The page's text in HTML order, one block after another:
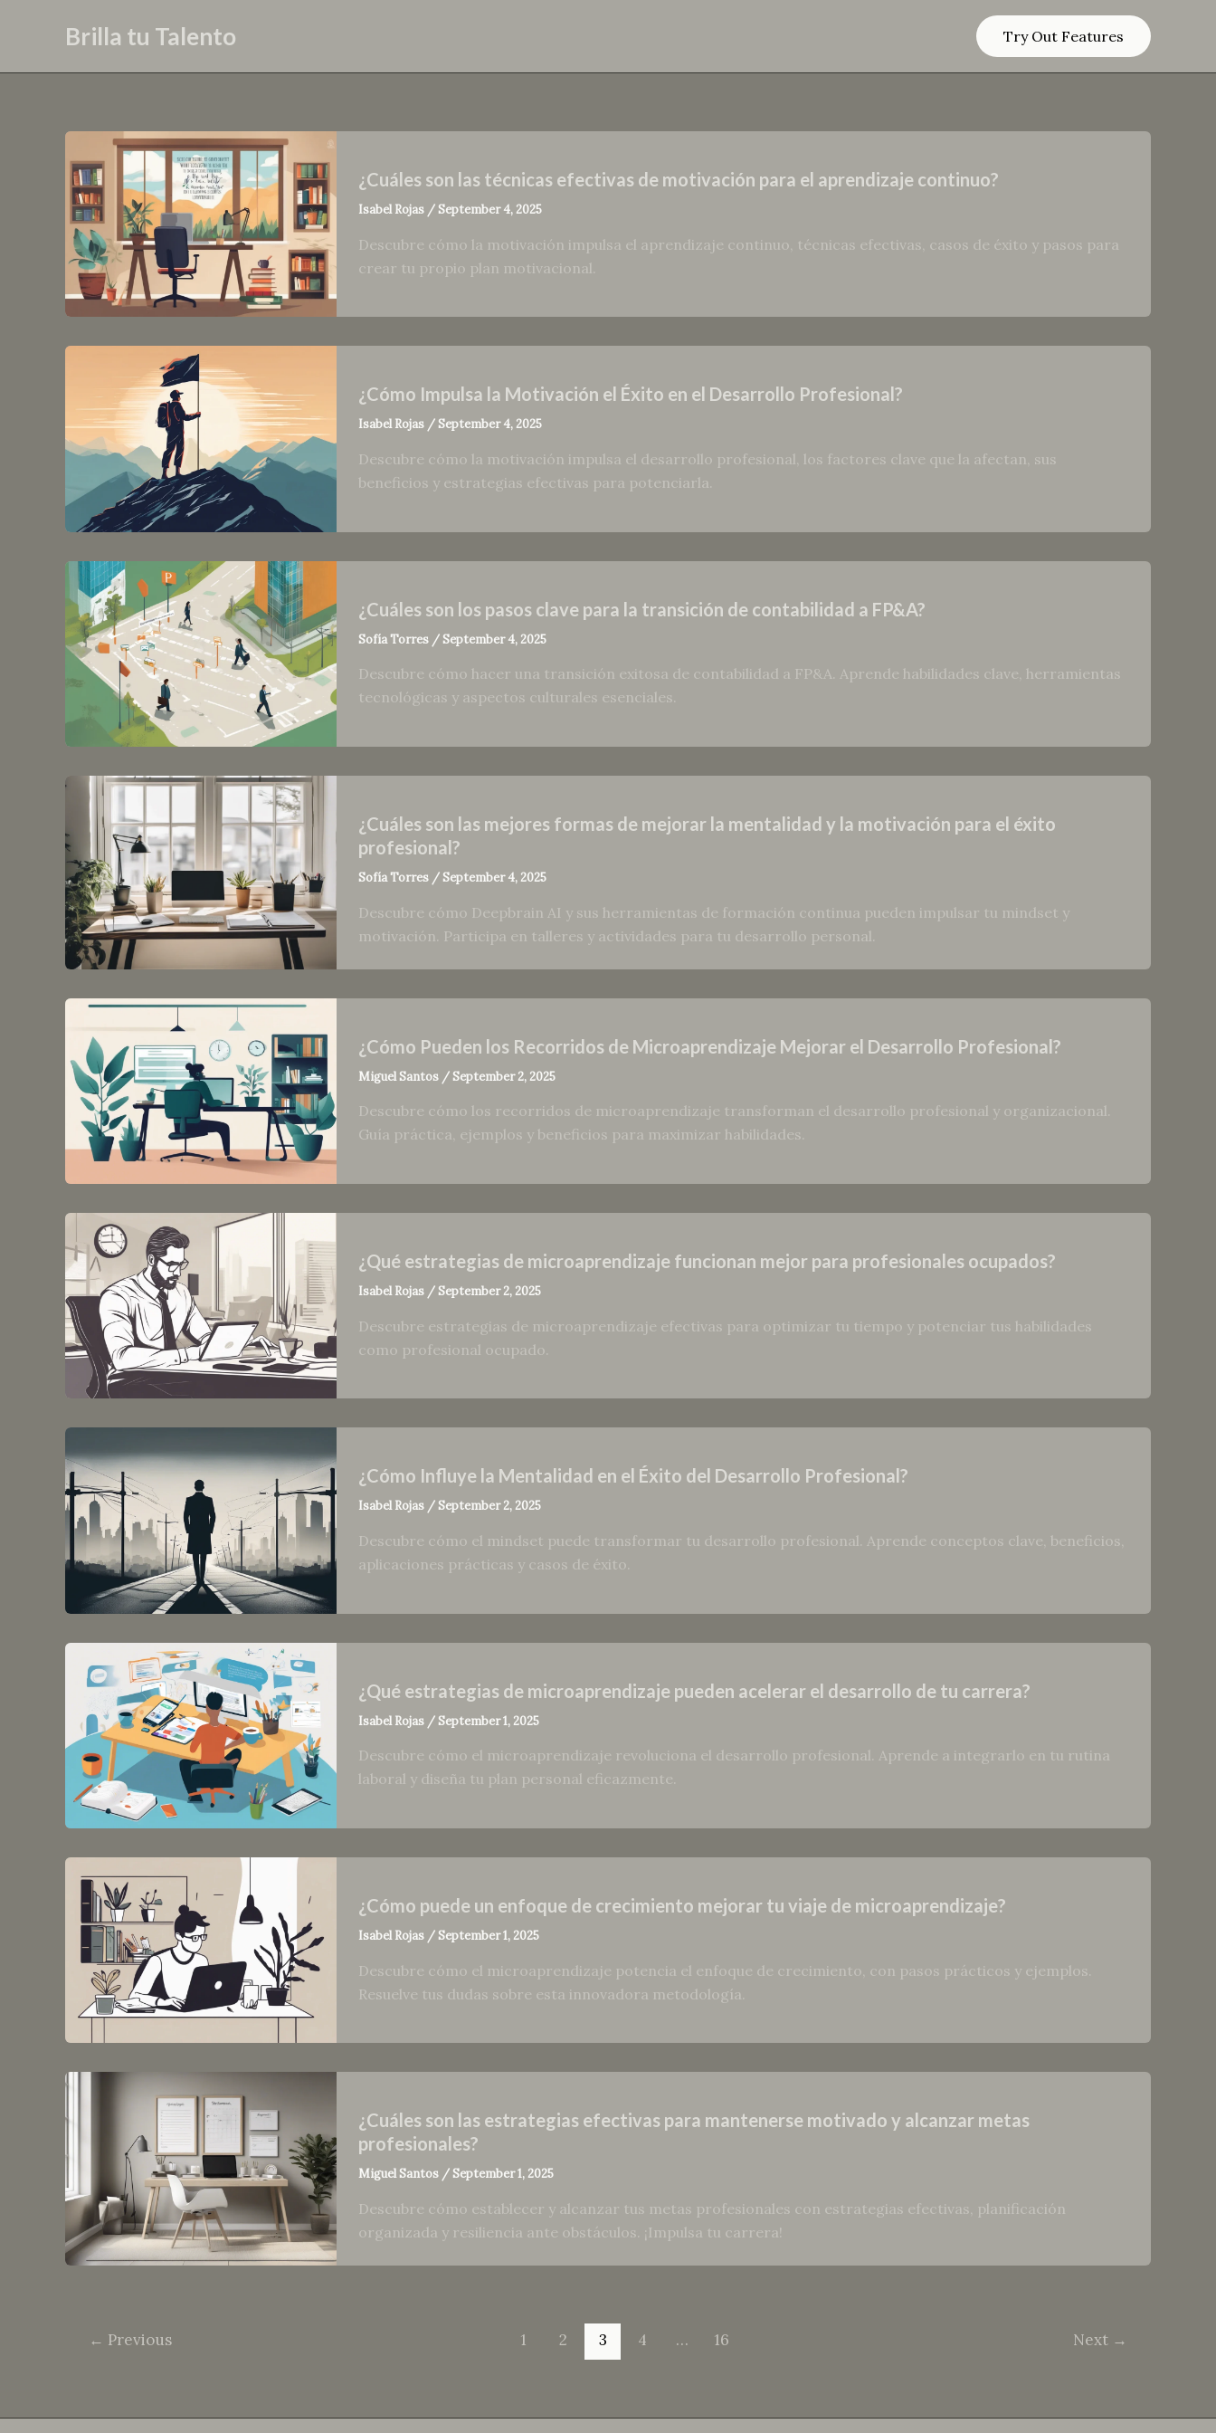
Brilla tu Talento Try Out Features
¿Cuáles son las técnicas efectivas de motivación para el aprendizaje continuo?
Isabel Rojas / September 4, 2025
Descubre cómo la motivación impulsa el aprendizaje continuo, técnicas efectivas, casos de éxito y pasos para
crear tu propio plan motivacional.
¿Cómo Impulsa la Motivación el Éxito en el Desarrollo Profesional?
Isabel Rojas / September 4, 2025
Descubre cómo la motivación impulsa el desarrollo profesional, los factores clave que la afectan, sus
beneficios y estrategias efectivas para potenciarla.
¿Cuáles son los pasos clave para la transición de contabilidad a FP&A?
Sofía Torres / September 4, 2025
Descubre cómo hacer una transición exitosa de contabilidad a FP&A. Aprende habilidades clave, herramientas
tecnológicas y aspectos culturales esenciales.
¿Cuáles son las mejores formas de mejorar la mentalidad y la motivación para el éxito
profesional?
Sofía Torres / September 4, 2025
Descubre cómo Deepbrain AI y sus herramientas de formación continua pueden impulsar tu mindset y
motivación. Participa en talleres y actividades para tu desarrollo personal.
¿Cómo Pueden los Recorridos de Microaprendizaje Mejorar el Desarrollo Profesional?
Miguel Santos / September 2, 2025
Descubre cómo los recorridos de microaprendizaje transforman el desarrollo profesional y organizacional.
Guía práctica, ejemplos y beneficios para maximizar habilidades.
¿Qué estrategias de microaprendizaje funcionan mejor para profesionales ocupados?
Isabel Rojas / September 2, 2025
Descubre estrategias de microaprendizaje efectivas para optimizar tu tiempo y potenciar tus habilidades
como profesional ocupado.
¿Cómo Influye la Mentalidad en el Éxito del Desarrollo Profesional?
Isabel Rojas / September 2, 2025
Descubre cómo el mindset puede transformar tu desarrollo profesional. Aprende conceptos clave, beneficios,
aplicaciones prácticas y casos de éxito.
¿Qué estrategias de microaprendizaje pueden acelerar el desarrollo de tu carrera?
Isabel Rojas / September 1, 2025
Descubre cómo el microaprendizaje revoluciona el desarrollo profesional. Aprende a integrarlo en tu rutina
laboral y diseña tu plan personal eficazmente.
¿Cómo puede un enfoque de crecimiento mejorar tu viaje de microaprendizaje?
Isabel Rojas / September 1, 2025
Descubre cómo el microaprendizaje potencia el enfoque de crecimiento, con pasos prácticos y ejemplos.
Resuelve tus dudas sobre esta innovadora metodología.
¿Cuáles son las estrategias efectivas para mantenerse motivado y alcanzar metas
profesionales?
Miguel Santos / September 1, 2025
Descubre cómo establecer y alcanzar tus metas profesionales con estrategias efectivas, planificación
organizada y resiliencia ante obstáculos. ¡Impulsa tu carrera!
← Previous 1 2 3 4 … 16 Next →